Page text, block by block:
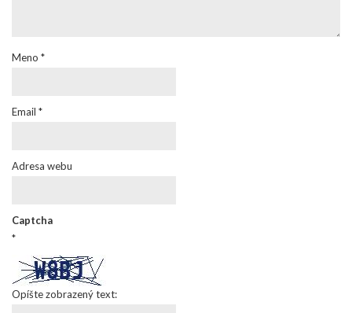
Meno *
Email *
Adresa webu
Captcha
*
Opíšte zobrazený text: